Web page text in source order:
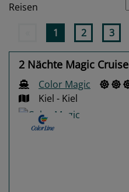
Reisen
1 2 3
2 Nächte Magic Cruise
Color Magic
Kiel - Kiel